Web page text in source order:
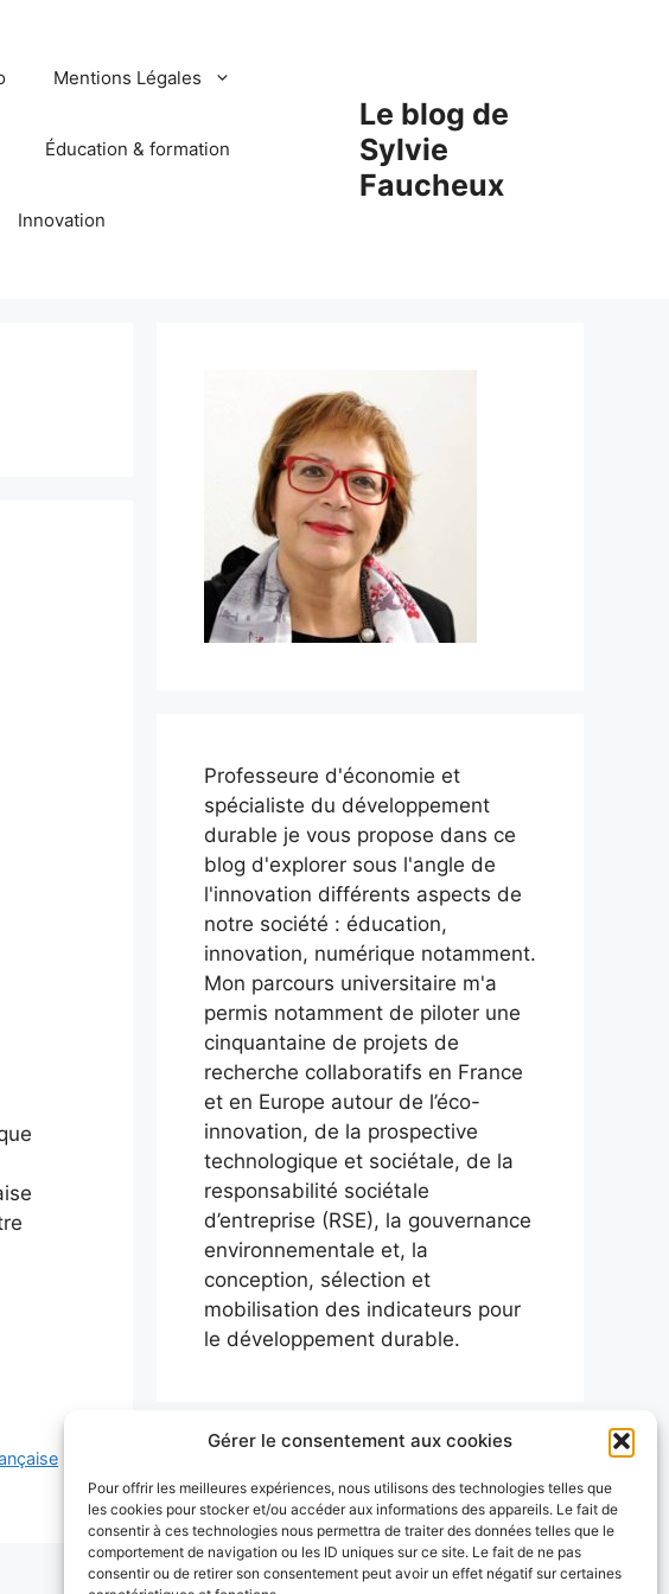
Gérer le consentement aux cookies
Pour offrir les meilleures expériences, nous utilisons des technologies telles que
les cookies pour stocker et/ou accéder aux informations des appareils. Le fait de
consentir à ces technologies nous permettra de traiter des données telles que le
comportement de navigation ou les ID uniques sur ce site. Le fait de ne pas
consentir ou de retirer son consentement peut avoir un effet négatif sur certaines
Le blog de
Sylvie
Faucheux
Mentions Légales
Éducation & formation
Innovation
Professeure d'économie et
spécialiste du développement
durable je vous propose dans ce
blog d'explorer sous l'angle de
l'innovation différents aspects de
notre société : éducation,
innovation, numérique notamment.
Mon parcours universitaire m'a
permis notamment de piloter une
cinquantaine de projets de
recherche collaboratifs en France
et en Europe autour de l’éco-
innovation, de la prospective
technologique et sociétale, de la
responsabilité sociétale
d’entreprise (RSE), la gouvernance
environnementale et, la
conception, sélection et
mobilisation des indicateurs pour
le développement durable.